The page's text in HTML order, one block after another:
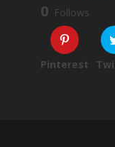
0 Follows
Pinterest